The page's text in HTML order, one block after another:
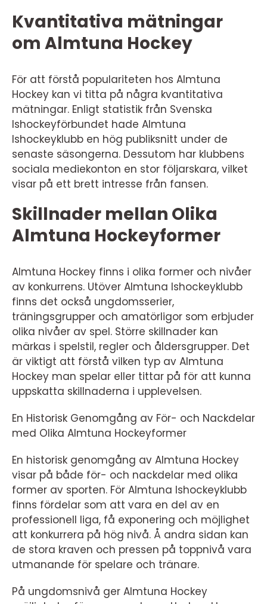
Kvantitativa mätningar
om Almtuna Hockey
För att förstå populariteten hos Almtuna
Hockey kan vi titta på några kvantitativa
mätningar. Enligt statistik från Svenska
Ishockeyförbundet hade Almtuna
Ishockeyklubb en hög publiksnitt under de
senaste säsongerna. Dessutom har klubbens
sociala mediekonton en stor följarskara, vilket
visar på ett brett intresse från fansen.
Skillnader mellan Olika
Almtuna Hockeyformer
Almtuna Hockey finns i olika former och nivåer
av konkurrens. Utöver Almtuna Ishockeyklubb
finns det också ungdomsserier,
träningsgrupper och amatörligor som erbjuder
olika nivåer av spel. Större skillnader kan
märkas i spelstil, regler och åldersgrupper. Det
är viktigt att förstå vilken typ av Almtuna
Hockey man spelar eller tittar på för att kunna
uppskatta skillnaderna i upplevelsen.
En Historisk Genomgång av För- och Nackdelar
med Olika Almtuna Hockeyformer
En historisk genomgång av Almtuna Hockey
visar på både för- och nackdelar med olika
former av sporten. För Almtuna Ishockeyklubb
finns fördelar som att vara en del av en
professionell liga, få exponering och möjlighet
att konkurrera på hög nivå. Å andra sidan kan
de stora kraven och pressen på toppnivå vara
utmanande för spelare och tränare.
På ungdomsnivå ger Almtuna Hockey